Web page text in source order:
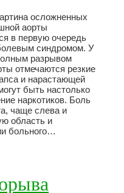
осложненных
аорты
в первую очередь
синдромом. У
разрывом
отмечаются резкие
и нарастающей
быть настолько
наркотиков. Боль
чаще слева и
область и
больного…